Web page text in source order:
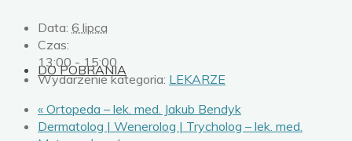
DO POBRANIA
Data: 6 lipca
Czas:
13:00 - 15:00
Wydarzenie kategoria: LEKARZE
« Ortopeda – lek. med. Jakub Bendyk
Dermatolog | Wenerolog | Trycholog – lek. med.